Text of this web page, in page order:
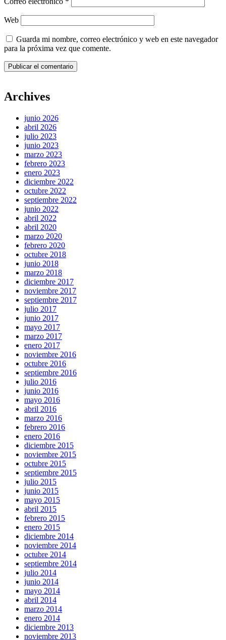
Web
Guarda mi nombre, correo electrónico y web en este navegador
para la próxima vez que comente.
Archives
junio 2026
abril 2026
julio 2023
junio 2023
marzo 2023
febrero 2023
enero 2023
diciembre 2022
octubre 2022
septiembre 2022
junio 2022
abril 2022
abril 2020
marzo 2020
febrero 2020
octubre 2018
junio 2018
marzo 2018
diciembre 2017
noviembre 2017
septiembre 2017
julio 2017
junio 2017
mayo 2017
marzo 2017
enero 2017
noviembre 2016
octubre 2016
septiembre 2016
julio 2016
junio 2016
mayo 2016
abril 2016
marzo 2016
febrero 2016
enero 2016
diciembre 2015
noviembre 2015
octubre 2015
septiembre 2015
julio 2015
junio 2015
mayo 2015
abril 2015
febrero 2015
enero 2015
diciembre 2014
noviembre 2014
octubre 2014
septiembre 2014
julio 2014
junio 2014
mayo 2014
abril 2014
marzo 2014
enero 2014
diciembre 2013
noviembre 2013